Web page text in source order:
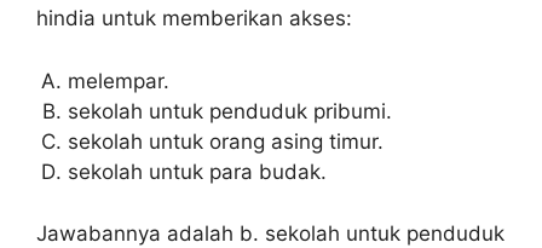
hindia untuk memberikan akses:
melempar.
sekolah untuk penduduk pribumi.
sekolah untuk orang asing timur.
sekolah untuk para budak.
Jawabannya adalah b. sekolah untuk penduduk